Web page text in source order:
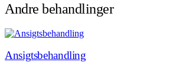
Andre behandlinger
Ansigtsbehandling